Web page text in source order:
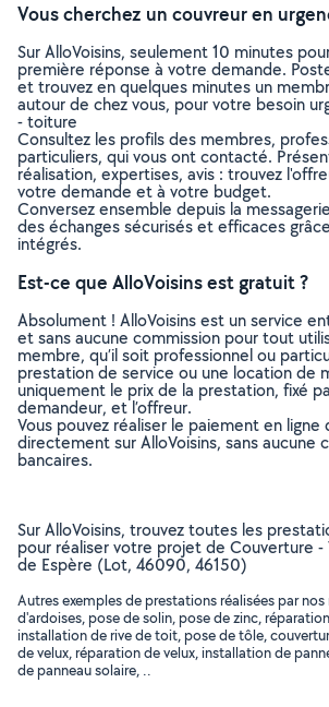
Vous cherchez un couvreur en
Sur AlloVoisins, seulement 10 minutes
première réponse à votre demande.
et trouvez en quelques minutes un
autour de chez vous, pour votre besoin
- toiture
Consultez les profils des membres,
particuliers, qui vous ont contacté.
réalisation, expertises, avis : trouvez
votre demande et à votre budget.
Conversez ensemble depuis la
des échanges sécurisés et efficaces
intégrés.
Est-ce que AlloVoisins est gratuit ?
Absolument ! AlloVoisins est un service
et sans aucune commission pour tout
membre, qu’il soit professionnel ou
prestation de service ou une location de
uniquement le prix de la prestation, fixé
demandeur, et l’offreur.
Vous pouvez réaliser le paiement en
directement sur AlloVoisins, sans aucune
bancaires.
Sur AlloVoisins, trouvez toutes les
pour réaliser votre projet de Couverture -
de Espère (Lot, 46090, 46150)
Autres exemples de prestations réalisées par
d'ardoises, pose de solin, pose de zinc,
installation de rive de toit, pose de tôle,
de velux, réparation de velux, installation de
de panneau solaire, ..